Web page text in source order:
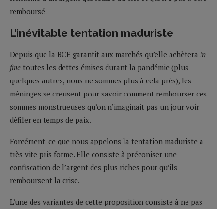
remboursé.
L’inévitable tentation maduriste
Depuis que la BCE garantit aux marchés qu’elle achètera in
fine toutes les dettes émises durant la pandémie (plus
quelques autres, nous ne sommes plus à cela près), les
méninges se creusent pour savoir comment rembourser ces
sommes monstrueuses qu’on n’imaginait pas un jour voir
défiler en temps de paix.
Forcément, ce que nous appelons la tentation maduriste a
très vite pris forme. Elle consiste à préconiser une
confiscation de l’argent des plus riches pour qu’ils
remboursent la crise.
L’une des variantes de cette proposition consiste à ne pas